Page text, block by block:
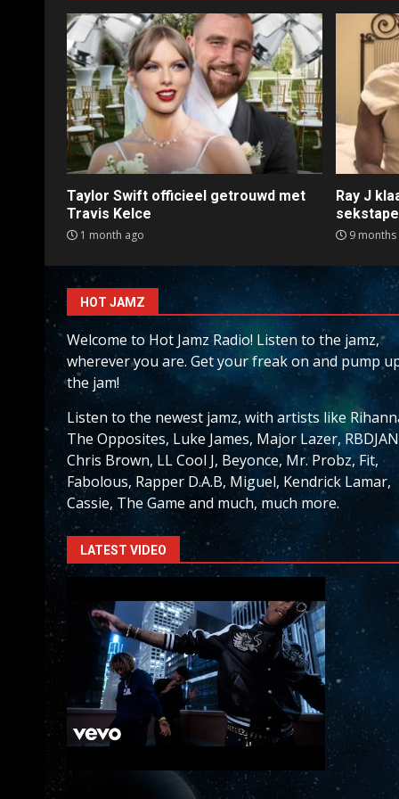
Taylor Swift officieel getrouwd met
Travis Kelce
1 month ago
Ray J
sekstape
9 months
HOT JAMZ
Welcome to Hot Jamz Radio! Listen to the jamz,
wherever you are. Get your freak on and pump
the jam!
Listen to the newest jamz, with artists like
The Opposites, Luke James, Major Lazer,
Chris Brown, LL Cool J, Beyonce, Mr. Probz, Fit,
Fabolous, Rapper D.A.B, Miguel, Kendrick Lamar,
Cassie, The Game and much, much more.
LATEST VIDEO